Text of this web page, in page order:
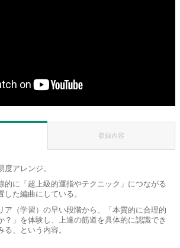
収録内容
アレンジ。
的に「超上級的運指やテクニック」につながる
た編曲にしている。
ア（学習）の早い段階から、「本質的に合理的
？」を体験し、上達の筋道を具体的に認識でき
、という内容。